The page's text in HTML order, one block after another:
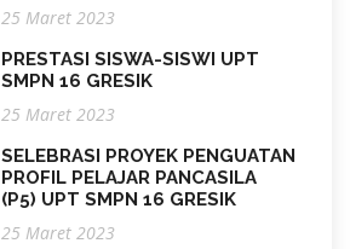
25 Maret 2023
PRESTASI SISWA-SISWI UPT
SMPN 16 GRESIK
25 Maret 2023
SELEBRASI PROYEK PENGUATAN
PROFIL PELAJAR PANCASILA
(P5) UPT SMPN 16 GRESIK
25 Maret 2023